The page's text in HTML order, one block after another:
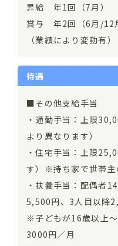
昇給 年1回（7月）
賞与 年2回（6月/12
（業績により変動有）
待遇
■その他支給手当
・通勤手当：上限
より異なります）
・住宅手当：上限
す）※持ち家で世帯
・扶養手当：配偶者
5,500円、3人目以降
※子どもが16歳以上
3000円／月